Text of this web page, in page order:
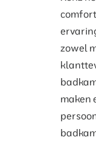
zowel
maken